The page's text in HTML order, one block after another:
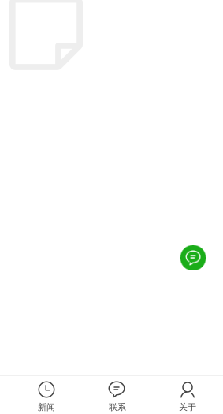
新闻 联系 关于